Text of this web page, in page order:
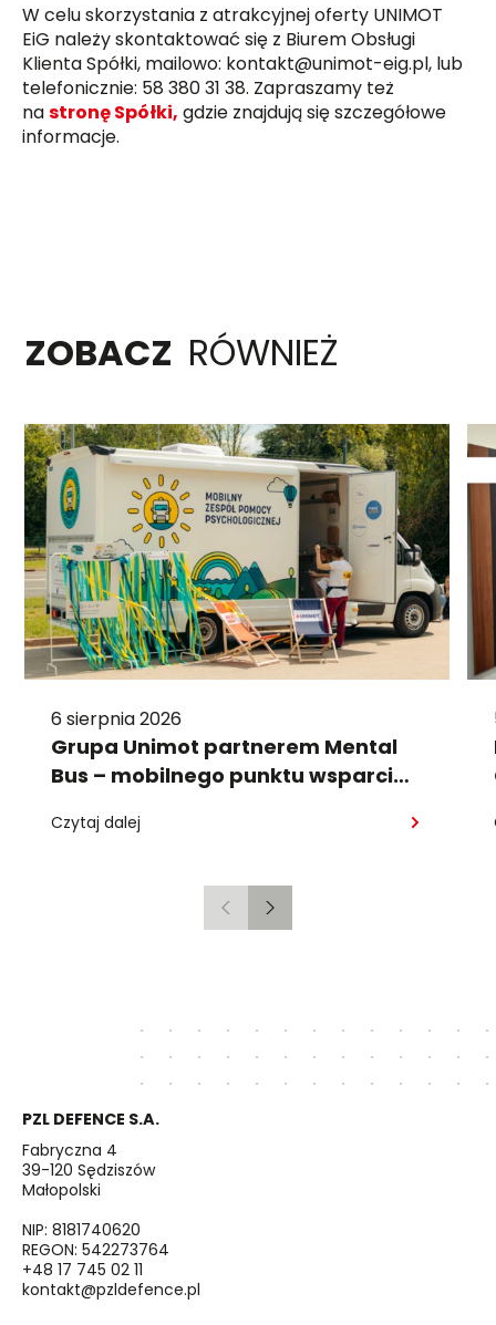
W celu skorzystania z atrakcyjnej oferty UNIMOT
EiG należy skontaktować się z Biurem Obsługi
Klienta Spółki, mailowo: kontakt@unimot-eig.pl, lub
telefonicznie: 58 380 31 38. Zapraszamy też
nastronę Spółki, gdzie znajdują się szczegółowe
informacje.
ZOBACZ RÓWNIEŻ
6 sierpnia 2026
Grupa Unimot partnerem Mental
Bus – mobilnego punktu wsparcia
Czytaj dalej
PoprzedniNastępny
PZL DEFENCE S.A.
Fabryczna 4
39-120 Sędziszów
Małopolski
NIP: 8181740620
REGON: 542273764
+48 17 745 02 11
kontakt@pzldefence.pl